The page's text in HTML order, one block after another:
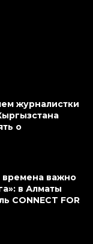
журналистки
о
времена важно
в Алматы
CONNECT FOR